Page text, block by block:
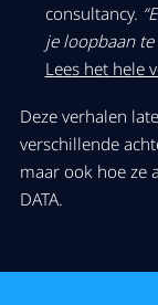
consultancy.
je loopbaan te
Lees het hele
Deze verhalen
verschillende
maar ook hoe ze
DATA.